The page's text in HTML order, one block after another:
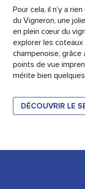
Pour cela, il n’y a
du Vigneron, une
en plein cœur du
explorer les coteaux
champenoise, grâce
points de vue
mérite bien
DÉCOUVRIR LE